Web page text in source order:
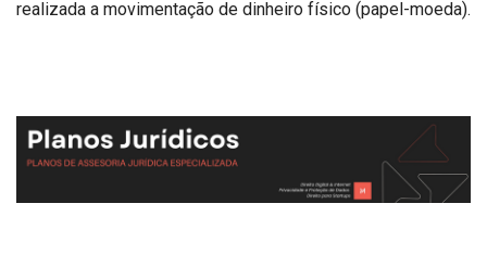
realizada a movimentação de dinheiro físico (papel-moeda).